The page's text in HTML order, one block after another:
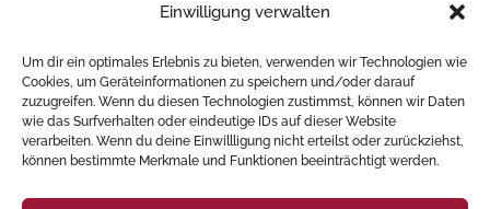
Einwilligung verwalten
Um dir ein optimales Erlebnis zu bieten, verwenden wir Technologien wie
Cookies, um Geräteinformationen zu speichern und/oder darauf
zuzugreifen. Wenn du diesen Technologien zustimmst, können wir Daten
wie das Surfverhalten oder eindeutige IDs auf dieser Website
verarbeiten. Wenn du deine Einwillligung nicht erteilst oder zurückziehst,
können bestimmte Merkmale und Funktionen beeinträchtigt werden.
Herrn Schmidt eine gute Ausbildungzeit bei
KUNZ HAND WERK.
Read More